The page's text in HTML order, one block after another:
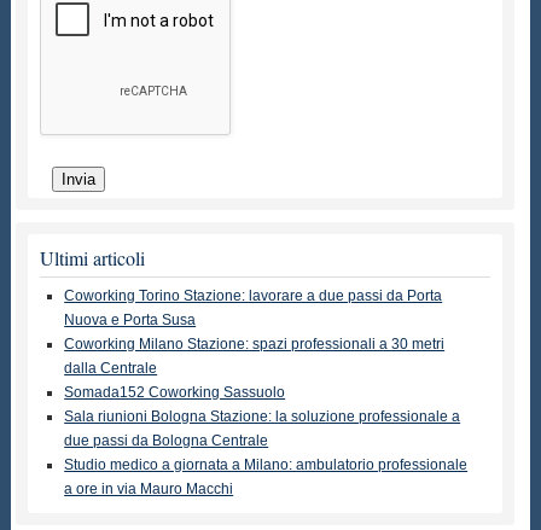
Ultimi articoli
Coworking Torino Stazione: lavorare a due passi da Porta
Nuova e Porta Susa
Coworking Milano Stazione: spazi professionali a 30 metri
dalla Centrale
Somada152 Coworking Sassuolo
Sala riunioni Bologna Stazione: la soluzione professionale a
due passi da Bologna Centrale
Studio medico a giornata a Milano: ambulatorio professionale
a ore in via Mauro Macchi